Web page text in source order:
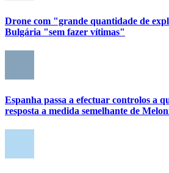
Drone com "grande quantidade de
Bulgária "sem fazer vítimas"
Espanha passa a efectuar controlos a
resposta a medida semelhante de